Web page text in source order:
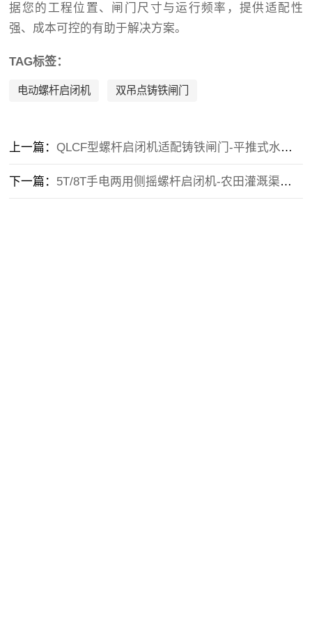
据您的工程位置、闸门尺寸与运行频率，提供适配性
强、成本可控的有助于解决方案。
TAG标签：
电动螺杆启闭机 双吊点铸铁闸门
上一篇：QLCF型螺杆启闭机适配铸铁闸门-平推式水利闸门厂家-调试指导
下一篇： 5T/8T手电两用侧摇螺杆启闭机-农田灌溉渠道闸门启闭机-源头工厂直供